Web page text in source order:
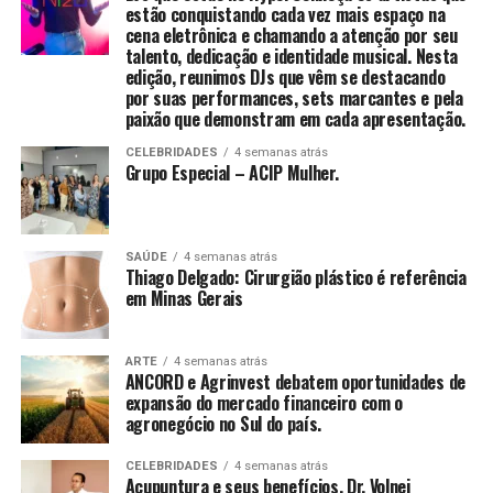
fortalecimento do empreendedorismo feminino no
Brasil. A iniciativa atua há mais de uma década
oferecendo capacitação, mentorias, acesso a crédito e
redes de apoio para milhares de mulheres que desejam
empreender com autonomia e sustentabilidade.
“Acredito que o conhecimento e a valorização
profissional devem caminhar junto com ações concretas
de transformação. Ao apoiar a Rede Mulher
Empreendedora, quero contribuir para que mais
mulheres possam enxergar e negociar o próprio valor,
construindo trajetórias sólidas e independentes”,
finaliza Mirella.
Sobre a autora
A nova fábrica produzirá peças pré-moldadas com um
mix especial de materiais, proporcionando estruturas
com características avançadas, como rigidez,
isolamento térmico e acústico.
A Lightwall é conhecida por sua inovação no setor e,
com a nova unidade, promete continuar oferecendo
soluções que aceleram o processo de construção.
De acordo com a empresa, uma casa de
aproximadamente 40 metros quadrados pode ser
montada em apenas 12 horas, uma vantagem
significativa para o mercado da construção civil.
s programas de incentivo fiscal do governo estadual de
Santa Catarina, como o Prodec, o Pró-Emprego e o TTD
489, têm desempenhado um papel fundamental na
atração de novos investimentos.
estão conquistando cada vez mais espaço na
cena eletrônica e chamando a atenção por seu
talento, dedicação e identidade musical. Nesta
edição, reunimos DJs que vêm se destacando
por suas performances, sets marcantes e pela
paixão que demonstram em cada apresentação.
CELEBRIDADES 4 semanas atrás
Grupo Especial – ACIP Mulher.
SAÚDE 4 semanas atrás
Thiago Delgado: Cirurgião plástico é referência
em Minas Gerais
ARTE 4 semanas atrás
ANCORD e Agrinvest debatem oportunidades de
expansão do mercado financeiro com o
agronegócio no Sul do país.
CELEBRIDADES 4 semanas atrás
Acupuntura e seus benefícios, Dr. Volnei